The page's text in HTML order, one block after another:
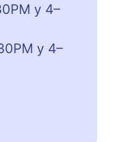
y 4–
y 4–